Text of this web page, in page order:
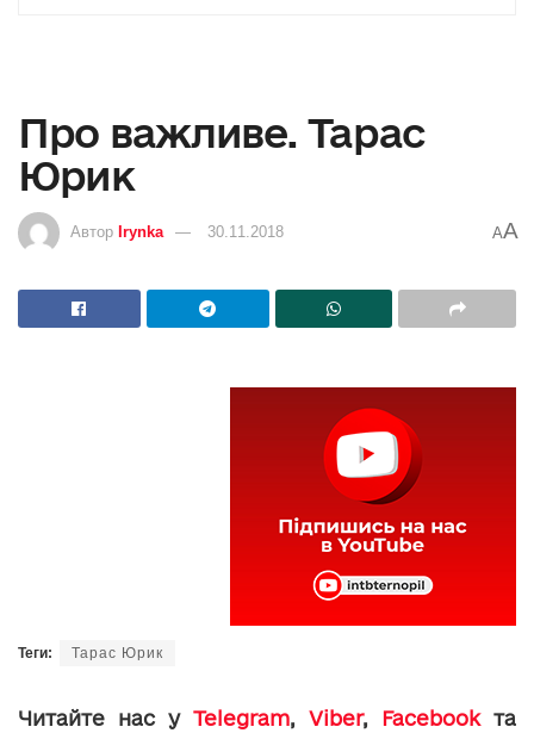
Про важливе. Тарас
Юрик
Автор Irynka 30.11.2018 AA
Теги: Тарас Юрик
Читайте нас у Telegram, Viber, Facebookта